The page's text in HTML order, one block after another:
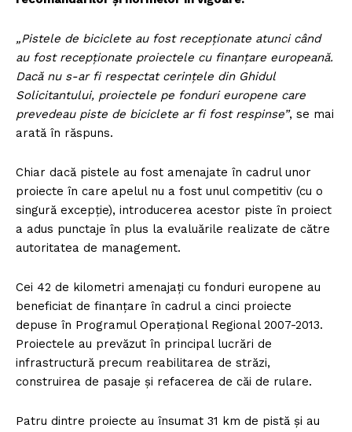
„Pistele de biciclete au fost recepționate atunci când
au fost recepționate proiectele cu finanțare europeană.
Dacă nu s-ar fi respectat cerinţele din Ghidul
Solicitantului, proiectele pe fonduri europene care
prevedeau piste de biciclete ar fi fost respinse”, se mai
arată în răspuns.
Chiar dacă pistele au fost amenajate în cadrul unor
proiecte în care apelul nu a fost unul competitiv (cu o
singură excepție), introducerea acestor piste în proiect
a adus punctaje în plus la eva­luările realizate de către
autoritatea de ma­nagement.
Cei 42 de kilometri amenajați cu fonduri europene au
beneficiat de finanțare în cadrul a cinci proiecte
depuse în Pro­gramul Operațional Regional 2007-2013.
Proiectele au prevăzut în principal lucrări de
infrastructură precum reabilitarea de străzi,
construirea de pasaje și refacerea de căi de rulare.
Patru dintre proiecte au însumat 31 km de pistă și au